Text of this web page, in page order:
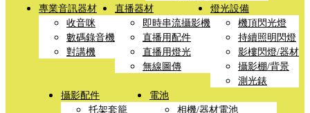
專業音訊器材
收音咪
數碼錄音機
對講機
直播器材
即時串流攝影機
直播用配件
直播用燈光
無線圖傳
燈光設備
機頂閃光燈
持續照明閃燈
影樓閃燈/器材
攝影棚/背景
測光錶
攝影配件
托架套籠
電池
相機/器材電池